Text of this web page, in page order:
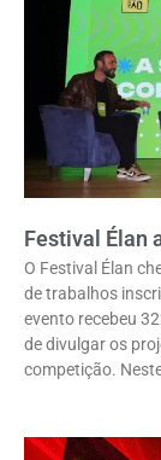
Festival Élan
O Festival Élan
de trabalhos
evento recebeu
de divulgar os
competição.